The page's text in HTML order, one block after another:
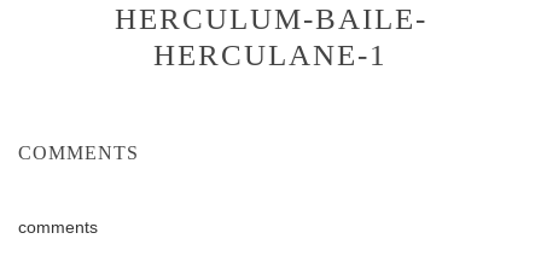
HERCULUM-BAILE-
HERCULANE-1
COMMENTS
comments